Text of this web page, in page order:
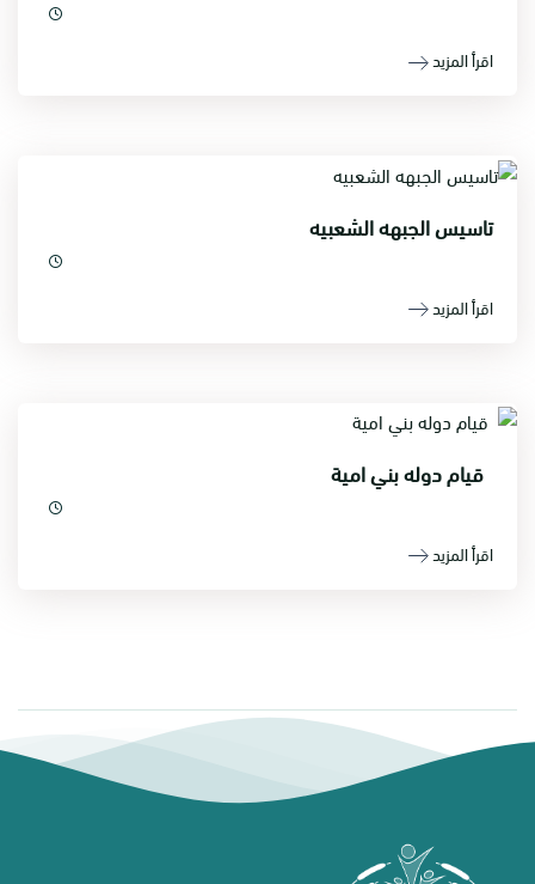
اقرأ المزيد
تاسيس الجبهه الشعبيه
اقرأ المزيد
قيام دوله بني امية
اقرأ المزيد